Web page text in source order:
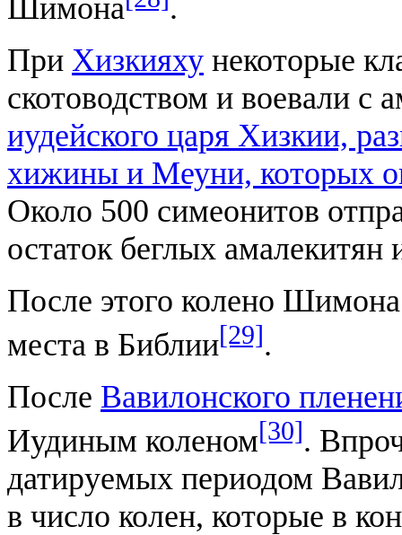
Шимона
.
При Хизкияху некоторые
скотоводством и воевали
иудейского царя Хизкии,
хижины и Меуни, которых
Около 500 симеонитов
остаток беглых амалекитян
После этого колено Шимона
места в Библии[29].
После Вавилонского
Иудиным коленом[30].
датируемых периодом
в число колен, которые в